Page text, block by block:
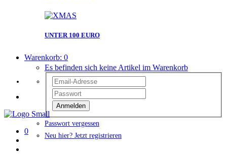
UNTER 100 EURO
Warenkorb: 0
Es befinden sich keine Artikel im Warenkorb
Anmelden
Passwort vergessen
Neu hier? Jetzt registrieren
0